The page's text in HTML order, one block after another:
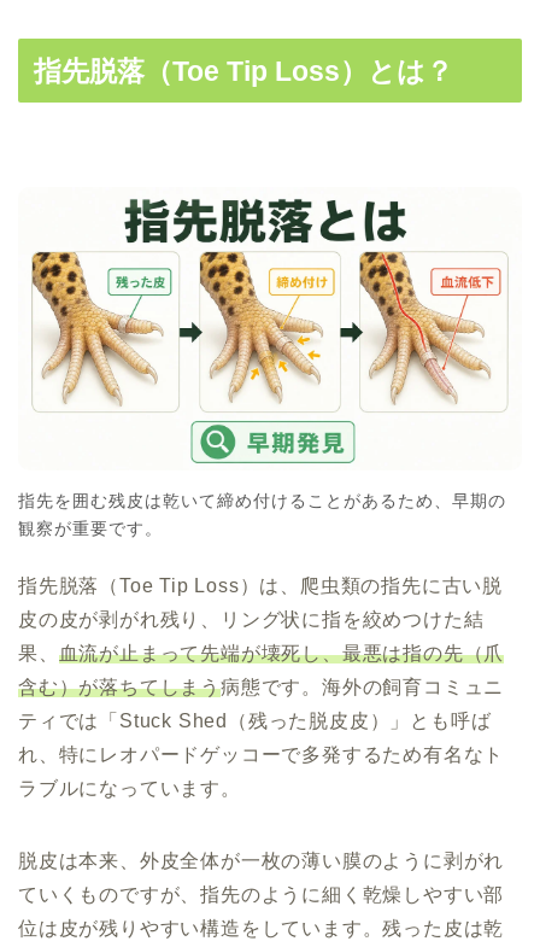
指先脱落（Toe Tip Loss）とは？
指先を囲む残皮は乾いて締め付けることがあるため、早期の
観察が重要です。
指先脱落（Toe Tip Loss）は、爬虫類の指先に古い脱
皮の皮が剥がれ残り、リング状に指を絞めつけた結
果、 血流が止まって先端が壊死し、最悪は指の先（爪
含む）が落ちてしまう病態です。海外の飼育コミュニ
ティでは「Stuck Shed（残った脱皮皮）」とも呼ば
れ、特にレオパードゲッコーで多発するため有名なト
ラブルになっています。
脱皮は本来、外皮全体が一枚の薄い膜のように剥がれ
ていくものですが、指先のように細く乾燥しやすい部
位は皮が残りやすい構造をしています。残った皮は乾